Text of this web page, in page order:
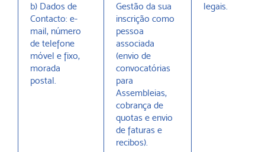
b) Dados de
Contacto: e-
mail, número
de telefone
móvel e fixo,
morada
postal.
Gestão da sua
inscrição como
pessoa
associada
(envio de
convocatórias
para
Assembleias,
cobrança de
quotas e envio
de faturas e
recibos).
legais.